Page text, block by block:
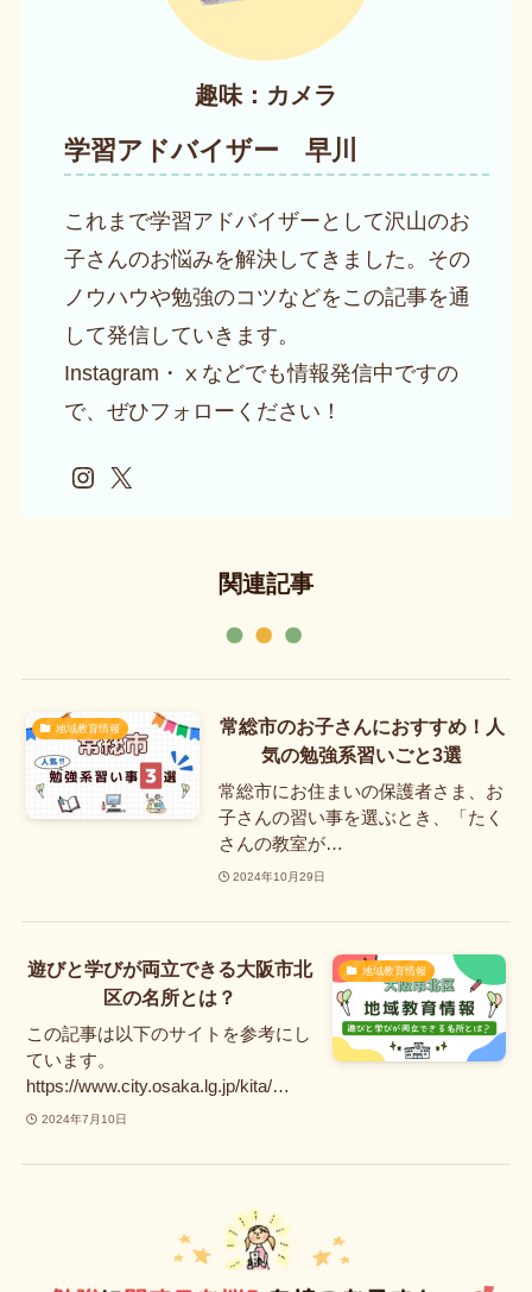
趣味：カメラ
学習アドバイザー 早川
これまで学習アドバイザーとして沢山のお
子さんのお悩みを解決してきました。その
ノウハウや勉強のコツなどをこの記事を通
して発信していきます。
Instagram・ⅹなどでも情報発信中ですの
で、ぜひフォローください！
Instagram
X
関連記事
地域教育情報
常総市のお子さんにおすすめ！人
気の勉強系習いごと3選
常総市にお住まいの保護者さま、お
子さんの習い事を選ぶとき、「たく
さんの教室が…
2024年10月29日
地域教育情報
遊びと学びが両立できる大阪市北
区の名所とは？
この記事は以下のサイトを参考にし
ています。
https://www.city.osaka.lg.jp/kita/…
2024年7月10日